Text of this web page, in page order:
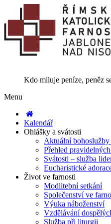
Kdo miluje peníze, peněz
Menu
Kalendář
Ohlášky a svátosti
Aktuální bohoslužby
Přehled
Svátosti – služba
Eucharistické
Život ve farnosti
Modlitební setkání
Společenství ve
Výuka náboženství
Vzdělávání
Služba při liturgii